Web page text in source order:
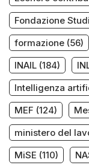
Fondazione
formazione (56)
INAIL (184)
Intelligenza
MEF (124)
ministero del
MiSE (110)